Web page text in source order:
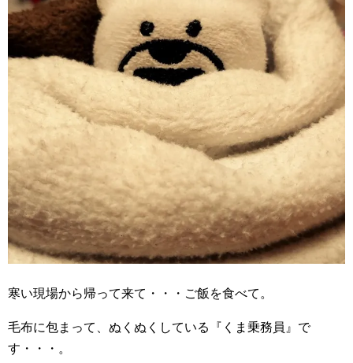
寒い現場から帰って来て・・・ご飯を食べて。
毛布に包まって、ぬくぬくしている『くま乗務員』で
す・・・。